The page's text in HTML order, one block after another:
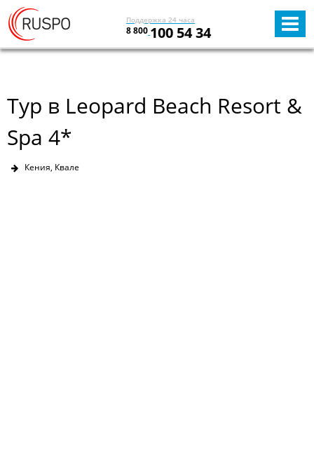
Поддержка 24 часа
8 800 100 54 34
Тур в Leopard Beach Resort &
Spa 4*
Кения, Квале